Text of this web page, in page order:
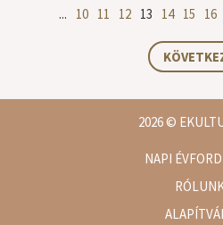
... 10 11 12 13 14 15 16
2026©
NAPI